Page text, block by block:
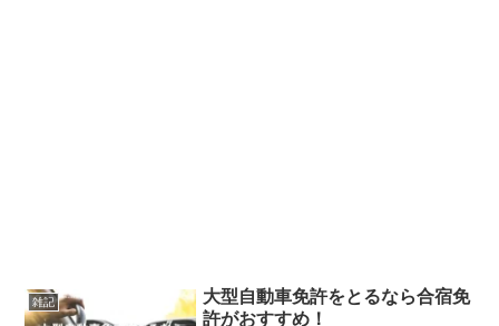
雑記
大型自動車免許をとるなら合宿免
許がおすすめ！